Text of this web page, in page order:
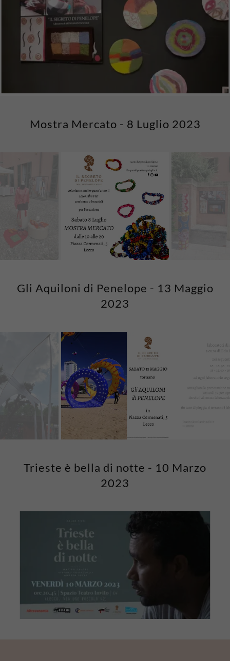
Mostra Mercato - 8 Luglio 2023
Gli Aquiloni di Penelope - 13 Maggio
2023
Trieste è bella di notte - 10 Marzo
2023